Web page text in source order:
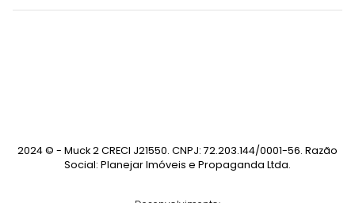
2024 © - Muck 2 CRECI J21550. CNPJ: 72.203.144/0001-56. Razão
Social: Planejar Imóveis e Propaganda Ltda.